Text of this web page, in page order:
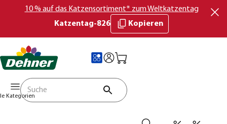
10 % auf das Katzensortiment* zum Weltkatzentag
Katzentag-826
Kopieren
Kategorien